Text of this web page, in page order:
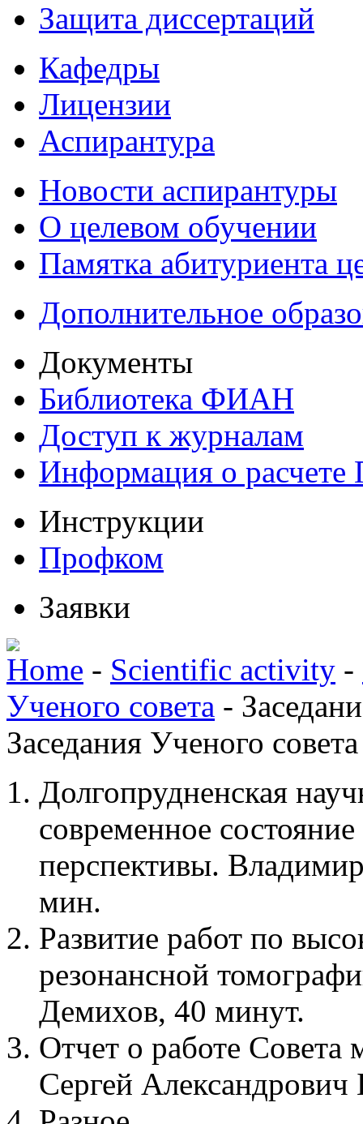
Защита диссертаций
Кафедры
Лицензии
Аспирантура
Новости аспирантуры
О целевом обучении
Памятка абитуриента
Дополнительное
Документы
Библиотека ФИАН
Доступ к журналам
Информация о
Инструкции
Профком
Заявки
Home - Scientific activity -
Ученого совета -
Заседания Ученого
Долгопрудненская
современное
перспективы.
мин.
Развитие работ по
резонансной
Демихов, 40 минут.
Отчет о работе
Сергей Александрович